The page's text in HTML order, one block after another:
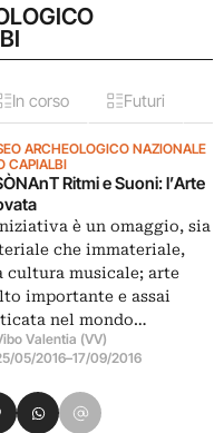
In corso Futuri
ARCHEOLOGICO NAZIONALE
CAPIALBI
Ritmi e Suoni: l’Arte
è un omaggio, sia
che immateriale,
cultura musicale; arte
importante e assai
nel mondo…
Valentia (VV)
05/2016–17/09/2016
su LinkedIn
su Pinterest
Condividi su WhatsApp
Condividi su Email